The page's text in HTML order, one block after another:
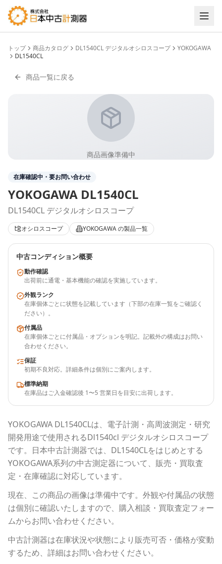
トップ 商品カタログ DL1540CL デジタルオシロスコープ
YOKOGAWA
DL1540CL
商品一覧に戻る
商品画像準備中
在庫確認中・要お問い合わせ
YOKOGAWA DL1540CL
DL1540CL デジタルオシロスコープ
オシロスコープ YOKOGAWAの製品一覧
中古コンディション概要
動作確認
出荷前に通電・基本機能の確認を実施しています。
外観ランク
在庫個体ごとに状態を記載しています（下部の在庫一覧をご確認く
ださい）。
付属品
在庫個体ごとに付属品・オプションを明記。記載外の構成はお問い
合わせください。
保証
初期不良対応。詳細条件は個別にご案内します。
標準納期
在庫品はご入金確認後 1〜5 営業日を目安に出荷します。
YOKOGAWA DL1540CLは、電子計測・高周波測定・研究
開発用途で使用されるDl1540cl デジタルオシロスコープ
です。 日本中古計測器では、 DL1540CLをはじめとする
YOKOGAWA系列の中古測定器について、販売・買取査
定・在庫確認に対応しています。
現在、この商品の画像は準備中です。外観や付属品の状態
は個別に確認いたしますので、購入相談・買取査定フォー
ムからお問い合わせください。
中古計測器は在庫状況や状態により販売可否・価格が変動
するため、詳細はお問い合わせください。